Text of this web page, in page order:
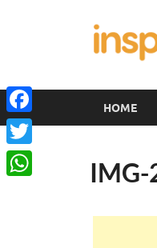
HOME
Facebook
Twitter